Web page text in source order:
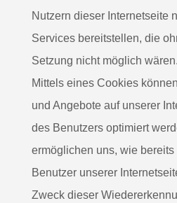
Nutzern dieser Internetseite
Services bereitstellen, die
Setzung nicht möglich wären.
Mittels eines Cookies
und Angebote auf unserer
des Benutzers optimiert
ermöglichen uns, wie
Benutzer unserer
Zweck dieser